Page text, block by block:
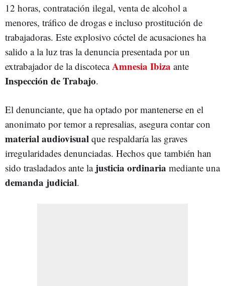
12 horas, contratación ilegal, venta de alcohol a
menores, tráfico de drogas e incluso prostitución de
trabajadoras. Este explosivo cóctel de acusaciones ha
salido a la luz tras la denuncia presentada por un
extrabajador de la discotecaAmnesia Ibiza ante
Inspección de Trabajo.
El denunciante, que ha optado por mantenerse en el
anonimato por temor a represalias, asegura contar con
material audiovisual que respaldaría las graves
irregularidades denunciadas. Hechos que también han
sido trasladados ante la justicia ordinaria mediante una
demanda judicial.